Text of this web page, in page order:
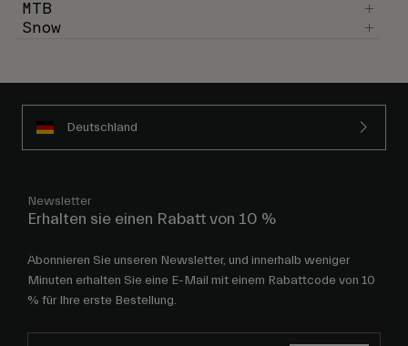
MTB
Snow
Deutschland
Newsletter
Erhalten sie einen Rabatt von 10 %
Abonnieren Sie unseren Newsletter, und innerhalb weniger
Minuten erhalten Sie eine E-Mail mit einem Rabattcode von 10
% für Ihre erste Bestellung.